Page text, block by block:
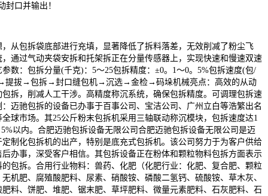
封口并输出！
包拆袋底部进行充填，显著降低了拆料落差，无效削减了粉尘飞
通过气动夹袋安拆和托架拆正在分量传感器上，实现快速和慢速双速
数：包拆分量(千克)：5～25包拆精度：±0。1～0。5%包拆速度(包/
提拔→包拆→封口缝包机→沉选→金检→码垛机械亮点：高效的从动
拆，削减人工干涉。高精度称沉系统，确保包拆精度。可调理包拆速
迈驰包拆的设备已办事于百事公司、宝洁公司、广州立白等浩繁出名
球市场。其25公斤粉末包拆机采用三轴联动称沉模块，包拆速度达1
以内。合肥迈驰包拆设备无限公司合肥迈驰包拆设备无限公司是迈
制化包拆机的出产，特别是底充式包拆机。该公司努力于为客户供给
办事，深受客户相信。其包拆设备正在粉体和颗粒物料包拆方面表示
包拆。合用行业物料：兽药、化肥（化肥行业：化肥、复合肥、颗粒
机肥、腐殖酸肥料、尿素、硝酸铵、磷酸二氢钙、硫酸铵、草木灰、
料、饼肥、堆肥、锯末肥、草坪肥料、微量元素肥料、石灰肥料、石